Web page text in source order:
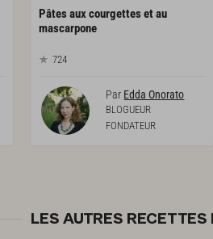
Pâtes aux courgettes et au
mascarpone
724
Par Edda Onorato
BLOGUEUR
FONDATEUR
LES AUTRES